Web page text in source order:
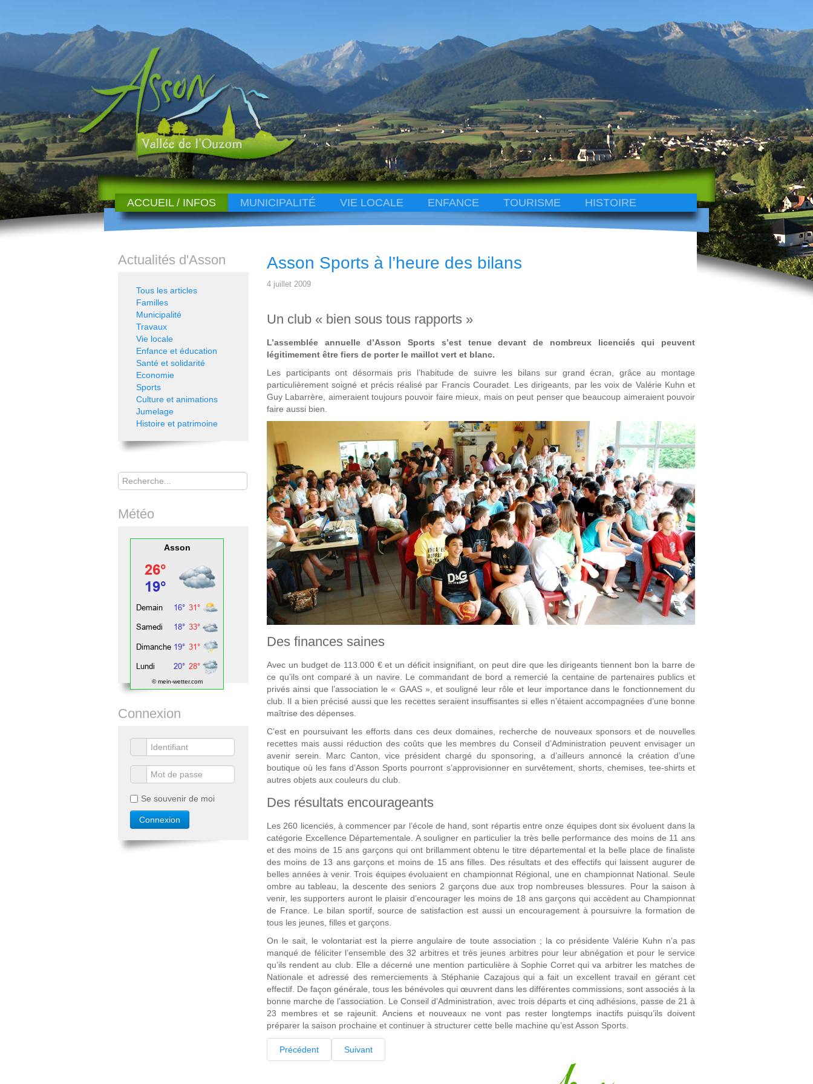
ACCUEIL / INFOS MUNICIPALITÉ VIE LOCALE ENFANCE TOURISME HISTOIRE
Asson Sports à l’heure des bilans
4 juillet 2009
Un club « bien sous tous rapports »
L’assemblée annuelle d’Asson Sports s’est tenue devant de nombreux licenciés qui peuvent
légitimement être fiers de porter le maillot vert et blanc.
Les participants ont désormais pris l’habitude de suivre les bilans sur grand écran, grâce au montage
particulièrement soigné et précis réalisé par Francis Couradet. Les dirigeants, par les voix de Valérie Kuhn et
Guy Labarrère, aimeraient toujours pouvoir faire mieux, mais on peut penser que beaucoup aimeraient pouvoir
faire aussi bien.
Des finances saines
Avec un budget de 113.000 € et un déficit insignifiant, on peut dire que les dirigeants tiennent bon la barre de
ce qu’ils ont comparé à un navire. Le commandant de bord a remercié la centaine de partenaires publics et
privés ainsi que l’association le « GAAS », et souligné leur rôle et leur importance dans le fonctionnement du
club. Il a bien précisé aussi que les recettes seraient insuffisantes si elles n’étaient accompagnées d’une bonne
maîtrise des dépenses.
C’est en poursuivant les efforts dans ces deux domaines, recherche de nouveaux sponsors et de nouvelles
recettes mais aussi réduction des coûts que les membres du Conseil d’Administration peuvent envisager un
avenir serein. Marc Canton, vice président chargé du sponsoring, a d’ailleurs annoncé la création d’une
boutique où les fans d’Asson Sports pourront s’approvisionner en survêtement, shorts, chemises, tee-shirts et
autres objets aux couleurs du club.
Des résultats encourageants
Les 260 licenciés, à commencer par l’école de hand, sont répartis entre onze équipes dont six évoluent dans la
catégorie Excellence Départementale. A souligner en particulier la très belle performance des moins de 11 ans
et des moins de 15 ans garçons qui ont brillamment obtenu le titre départemental et la belle place de finaliste
des moins de 13 ans garçons et moins de 15 ans filles. Des résultats et des effectifs qui laissent augurer de
belles années à venir. Trois équipes évoluaient en championnat Régional, une en championnat National. Seule
ombre au tableau, la descente des seniors 2 garçons due aux trop nombreuses blessures. Pour la saison à
venir, les supporters auront le plaisir d’encourager les moins de 18 ans garçons qui accèdent au Championnat
de France. Le bilan sportif, source de satisfaction est aussi un encouragement à poursuivre la formation de
tous les jeunes, filles et garçons.
On le sait, le volontariat est la pierre angulaire de toute association ; la co présidente Valérie Kuhn n’a pas
manqué de féliciter l’ensemble des 32 arbitres et très jeunes arbitres pour leur abnégation et pour le service
qu’ils rendent au club. Elle a décerné une mention particulière à Sophie Corret qui va arbitrer les matches de
Nationale et adressé des remerciements à Stéphanie Cazajous qui a fait un excellent travail en gérant cet
effectif. De façon générale, tous les bénévoles qui œuvrent dans les différentes commissions, sont associés à la
bonne marche de l’association. Le Conseil d’Administration, avec trois départs et cinq adhésions, passe de 21 à
23 membres et se rajeunit. Anciens et nouveaux ne vont pas rester longtemps inactifs puisqu’ils doivent
préparer la saison prochaine et continuer à structurer cette belle machine qu’est Asson Sports.
Précédent Suivant
Actualités d'Asson
Tous les articles
Familles
Municipalité
Travaux
Vie locale
Enfance et éducation
Santé et solidarité
Economie
Sports
Culture et animations
Jumelage
Histoire et patrimoine
Rechercher
Météo
Asson
© mein-wetter.com
Connexion
Se souvenir de moi